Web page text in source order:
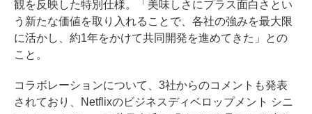
観を反映した特別仕様。「美味しさにプラス面白さとい
う新たな価値を取り入れることで、各社の強みを最大限
に活かし、約1年をかけて共同開発を進めてきた」との
こと。
コラボレーションについて、3社からのコメントも発表
されており、Netflixのビジネスディベロップメント シニ